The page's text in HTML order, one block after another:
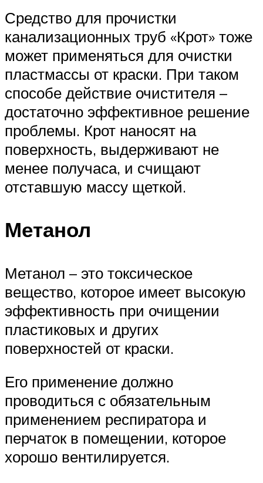
Средство для прочистки
канализационных труб «Крот» тоже
может применяться для очистки
пластмассы от краски. При таком
способе действие очистителя –
достаточно эффективное решение
проблемы. Крот наносят на
поверхность, выдерживают не
менее получаса, и счищают
отставшую массу щеткой.
Метанол
Метанол – это токсическое
вещество, которое имеет высокую
эффективность при очищении
пластиковых и других
поверхностей от краски.
Его применение должно
проводиться с обязательным
применением респиратора и
перчаток в помещении, которое
хорошо вентилируется.